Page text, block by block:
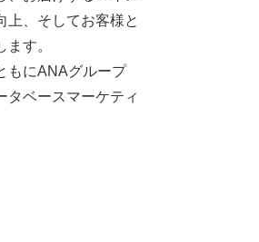
上、そしてお客様と
す。
もにANAグループ
タベースマーケティ